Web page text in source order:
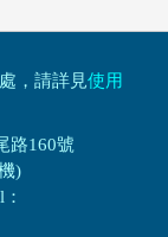
，請詳見使用
路160號
)